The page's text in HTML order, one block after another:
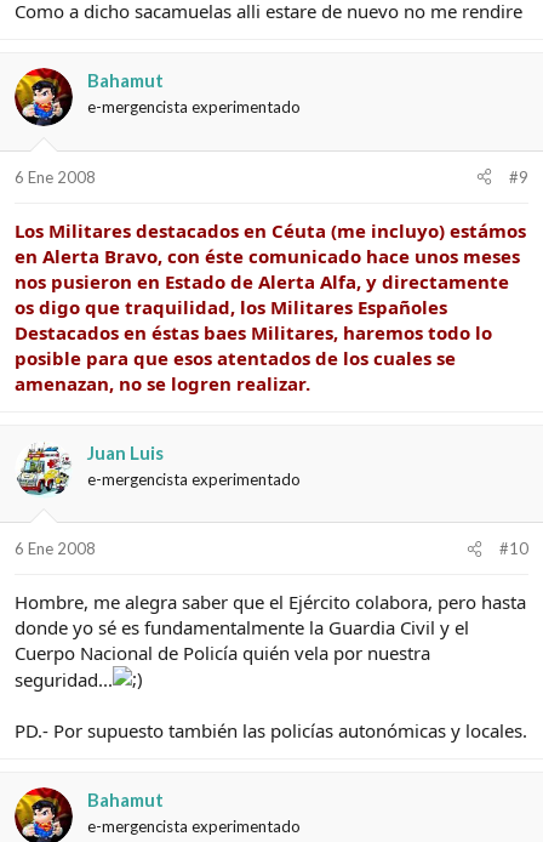
Como a dicho sacamuelas alli estare de nuevo no me rendire
Bahamut
e-mergencista experimentado
6 Ene 2008 #9
Los Militares destacados en Céuta (me incluyo) estámos
en Alerta Bravo, con éste comunicado hace unos meses
nos pusieron en Estado de Alerta Alfa, y directamente
os digo que traquilidad, los Militares Españoles
Destacados en éstas baes Militares, haremos todo lo
posible para que esos atentados de los cuales se
amenazan, no se logren realizar.
Juan Luis
e-mergencista experimentado
6 Ene 2008 #10
Hombre, me alegra saber que el Ejército colabora, pero hasta
donde yo sé es fundamentalmente la Guardia Civil y el
Cuerpo Nacional de Policía quién vela por nuestra
seguridad...
PD.- Por supuesto también las policías autonómicas y locales.
Bahamut
e-mergencista experimentado